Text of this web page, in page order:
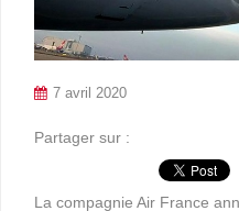
7 avril 2020
Partager sur :
La compagnie Air France